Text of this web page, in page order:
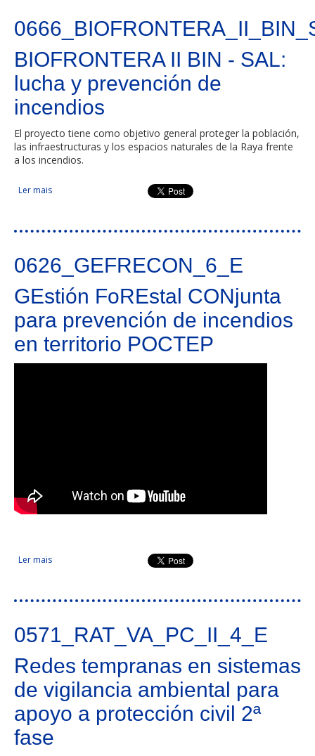
BIOFRONTERA II BIN - SAL:
lucha y prevención de
incendios
El proyecto tiene como objetivo general proteger la población,
las infraestructuras y los espacios naturales de la Raya frente
a los incendios.
Ler mais acerca de BIOFRONTERA II BIN - SAL: lucha y prevención de
0626_GEFRECON_6_E
GEstión FoREstal CONjunta
para prevención de incendios
en territorio POCTEP
Ler mais acerca de GEstión FoREstal CONjunta para prevención de
incendios en territorio POCTEP
0571_RAT_VA_PC_II_4_E
Redes tempranas en sistemas
de vigilancia ambiental para
apoyo a protección civil 2ª
fase